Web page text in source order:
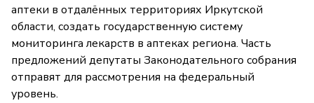
аптеки в отдалённых территориях Иркутской
области, создать государственную систему
мониторинга лекарств в аптеках региона. Часть
предложений депутаты Законодательного собрания
отправят для рассмотрения на федеральный
уровень.